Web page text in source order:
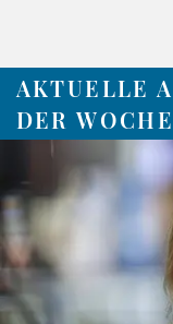
AKTUELLE
DER WOCHE